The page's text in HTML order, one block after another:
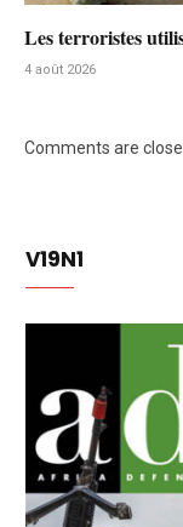
Les terroristes
4 août 2026
Comments are
V19N1